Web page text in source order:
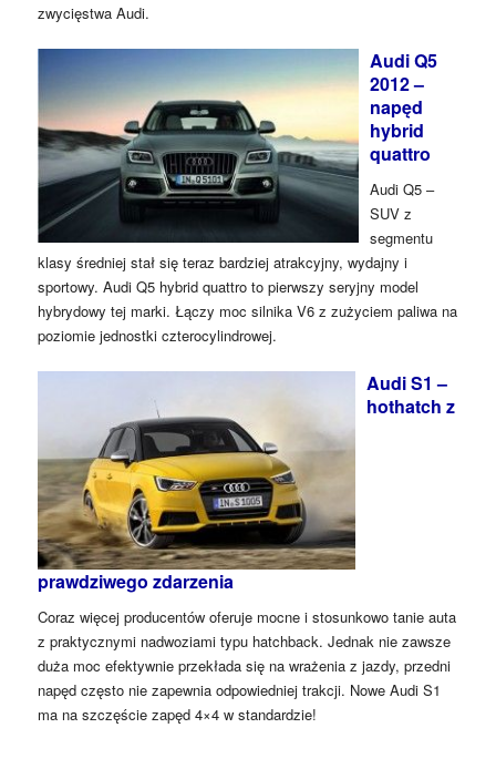
zwycięstwa Audi.
Audi Q5
2012 –
napęd
hybrid
quattro
Audi Q5 –
SUV z
segmentu
klasy średniej stał się teraz bardziej atrakcyjny, wydajny i
sportowy. Audi Q5 hybrid quattro to pierwszy seryjny model
hybrydowy tej marki. Łączy moc silnika V6 z zużyciem paliwa na
poziomie jednostki czterocylindrowej.
Audi S1 –
hothatch z
prawdziwego zdarzenia
Coraz więcej producentów oferuje mocne i stosunkowo tanie auta
z praktycznymi nadwoziami typu hatchback. Jednak nie zawsze
duża moc efektywnie przekłada się na wrażenia z jazdy, przedni
napęd często nie zapewnia odpowiedniej trakcji. Nowe Audi S1
ma na szczęście zapęd 4×4 w standardzie!